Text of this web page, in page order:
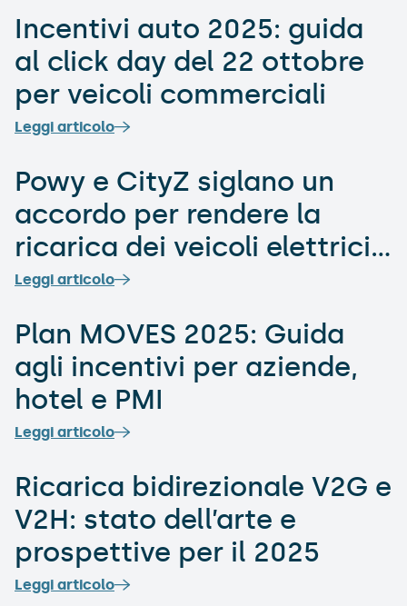
Incentivi auto 2025: guida
al click day del 22 ottobre
per veicoli commerciali
Leggi articolo
Powy e CityZ siglano un
accordo per rendere la
ricarica dei veicoli elettrici
più efficiente e accessibile
Leggi articolo
Plan MOVES 2025: Guida
agli incentivi per aziende,
hotel e PMI
Leggi articolo
Ricarica bidirezionale V2G e
V2H: stato dell’arte e
prospettive per il 2025
Leggi articolo